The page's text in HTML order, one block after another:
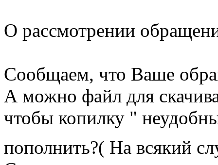
О рассмотрении
Сообщаем, что Ваше
А можно файл для
чтобы копилку "
пополнить?( На всякий